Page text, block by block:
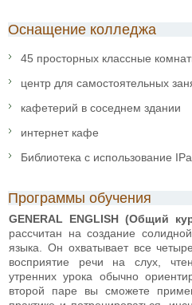
Оснащение колледжа
45 просторных классные
центр для самостоятельных
кафетерий в соседнем здании
интернет кафе
Библиотека с использование
Программы обучения
GENERAL ENGLISH (Общий
рассчитан на создание
языка. Он охватывает все
восприятие речи на слух,
утренних урока обычно
второй паре вы сможете